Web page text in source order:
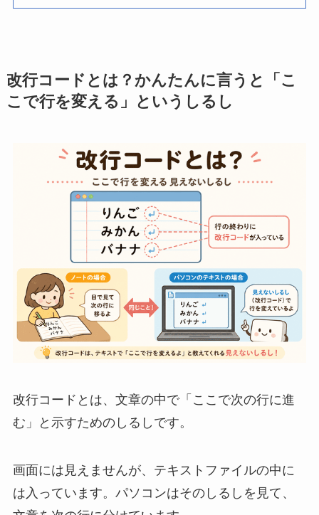
改行コードとは？かんたんに言うと「こ
こで行を変える」というしるし
改行コードとは、文章の中で「ここで次の行に進
む」と示すためのしるしです。
画面には見えませんが、テキストファイルの中に
は入っています。パソコンはそのしるしを見て、